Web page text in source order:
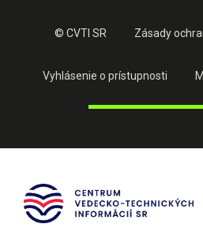
© CVTI SR Zásady
Vyhlásenie o prístupnosti